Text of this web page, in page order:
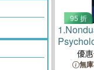
95 折
1.
優惠
無